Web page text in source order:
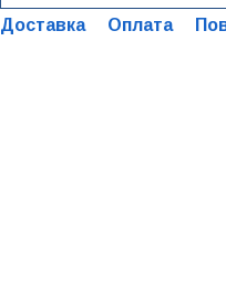
Доставка Оплата